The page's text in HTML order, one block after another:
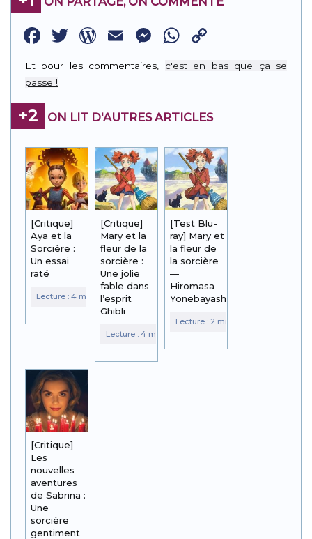
Facebook
Twitter
WordPress
EmailMessenger
WhatsApp
Link
Et pour les commentaires, c'est en bas que ça se
passe !
+2 ON LIT D'AUTRES ARTICLES
[Critique]
Aya et la
Sorcière :
Un essai
raté
[Critique]
Mary et la
fleur de la
sorcière :
Une jolie
fable dans
l’esprit
Ghibli
[Test Blu-
ray] Mary et
la fleur de
la sorcière
—
Hiromasa
Yonebayashi
[Critique]
Les
nouvelles
aventures
de Sabrina :
Une
sorcière
gentiment